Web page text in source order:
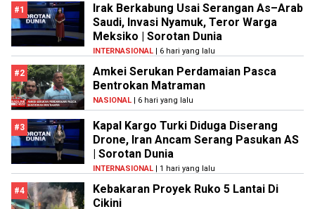
#1
Irak Berkabung Usai Serangan As–Arab
Saudi, Invasi Nyamuk, Teror Warga
Meksiko | Sorotan Dunia
INTERNASIONAL | 6 hari yang lalu
#2
Amkei Serukan Perdamaian Pasca
Bentrokan Matraman
NASIONAL | 6 hari yang lalu
#3
Kapal Kargo Turki Diduga Diserang
Drone, Iran Ancam Serang Pasukan AS
| Sorotan Dunia
INTERNASIONAL | 1 hari yang lalu
#4
Kebakaran Proyek Ruko 5 Lantai Di
Cikini